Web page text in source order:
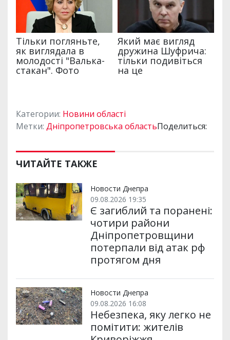
Категории: Новини області
Метки: Дніпропетровська областьПоделиться:
ЧИТАЙТЕ ТАКЖЕ
Новости Днепра
09.08.2026 19:35
Є загиблий та поранені:
чотири райони
Дніпропетровщини
потерпали від атак рф
протягом дня
Новости Днепра
09.08.2026 16:08
Небезпека, яку легко не
помітити: жителів